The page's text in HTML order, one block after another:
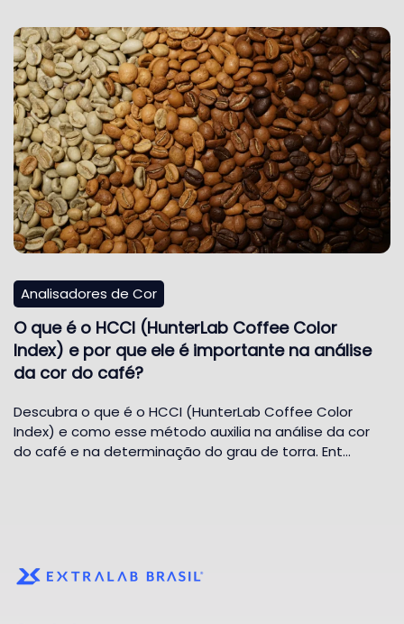
Analisadores de Cor
O que é o HCCI (HunterLab Coffee Color
Index) e por que ele é importante na análise
da cor do café?
Descubra o que é o HCCI (HunterLab Coffee Color
Index) e como esse método auxilia na análise da cor
do café e na determinação do grau de torra. Ent…